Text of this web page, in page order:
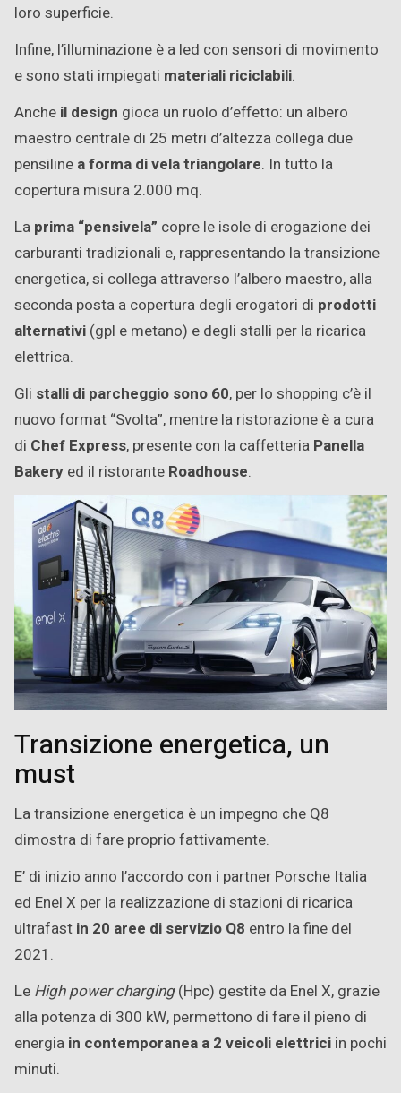
loro superficie.
Infine, l’illuminazione è a led con sensori di movimento
e sono stati impiegati materiali riciclabili.
Anche il design gioca un ruolo d’effetto: un albero
maestro centrale di 25 metri d’altezza collega due
pensiline a forma di vela triangolare. In tutto la
copertura misura 2.000 mq.
La prima “pensivela” copre le isole di erogazione dei
carburanti tradizionali e, rappresentando la transizione
energetica, si collega attraverso l’albero maestro, alla
seconda posta a copertura degli erogatori di prodotti
alternativi (gpl e metano) e degli stalli per la ricarica
elettrica.
Gli stalli di parcheggio sono 60, per lo shopping c’è il
nuovo format “Svolta”, mentre la ristorazione è a cura
di Chef Express, presente con la caffetteria Panella
Bakery ed il ristorante Roadhouse.
Transizione energetica, un
must
La transizione energetica è un impegno che Q8
dimostra di fare proprio fattivamente.
E’ di inizio anno l’accordo con i partner Porsche Italia
ed Enel X per la realizzazione di stazioni di ricarica
ultrafast in 20 aree di servizio Q8 entro la fine del
2021.
Le High power charging(Hpc) gestite da Enel X, grazie
alla potenza di 300 kW, permettono di fare il pieno di
energia in contemporanea a 2 veicoli elettrici in pochi
minuti.